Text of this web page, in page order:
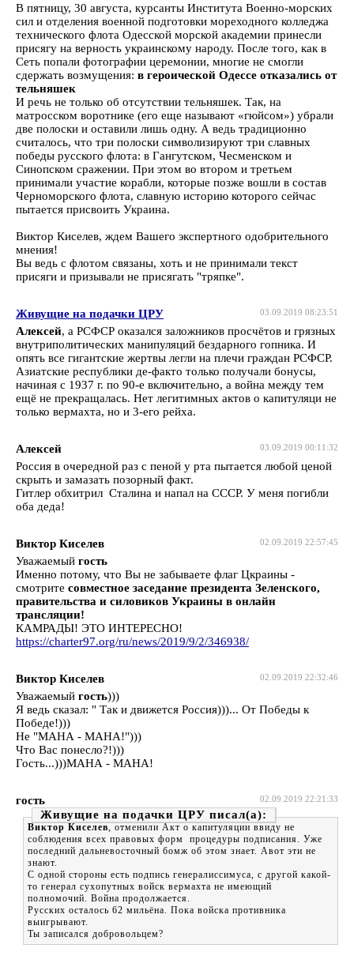
В пятницу, 30 августа, курсанты Института Военно-морских
сил и отделения военной подготовки мореходного колледжа
технического флота Одесской морской академии принесли
присягу на верность украинскому народу. После того, как в
Сеть попали фотографии церемонии, многие не смогли
сдержать возмущения: в героической Одессе отказались от
тельняшек
И речь не только об отсутствии тельняшек. Так, на
матросском воротнике (его еще называют «гюйсом») убрали
две полоски и оставили лишь одну. А ведь традиционно
считалось, что три полоски символизируют три славных
победы русского флота: в Гангутском, Чесменском и
Синопском сражении. При этом во втором и третьем
принимали участие корабли, которые позже вошли в состав
Черноморского флота, славную историю которого сейчас
пытается присвоить Украина.
Виктор Киселев, ждем Вашего экспертного одобрительного
мнения!
Вы ведь с флотом связаны, хоть и не принимали текст
присяги и призывали не присягать "тряпке".
03.09.2019 08:23:51
Живущие на подачки ЦРУ
Алексей, а РСФСР оказался заложников просчётов и грязных
внутриполитических манипуляций бездарного гопника. И
опять все гигантские жертвы легли на плечи граждан РСФСР.
Азиатские республики де-факто только получали бонусы,
начиная с 1937 г. по 90-е включительно, а война между тем
ещё не прекращалась. Нет легитимных актов о капитуляци не
только вермахта, но и 3-его рейха.
03.09.2019 00:11:32
Алексей
Россия в очередной раз с пеной у рта пытается любой ценой
скрыть и замазать позорный факт.
Гитлер обхитрил Сталина и напал на СССР. У меня погибли
оба деда!
02.09.2019 22:57:45
Виктор Киселев
Уважаемый гость
Именно потому, что Вы не забываете флаг Цкраины -
смотрите совместное заседание президента Зеленского,
правительства и силовиков Украины в онлайн
трансляции!
КАМРАДЫ! ЭТО ИНТЕРЕСНО!
https://charter97.org/ru/news/2019/9/2/346938/
02.09.2019 22:32:46
Виктор Киселев
Уважаемый гость)))
Я ведь сказал: " Так и движется Россия)))... От Победы к
Победе!)))
Не "МАНА - МАНА!")))
Что Вас понесло?!)))
Гость...)))МАНА - МАНА!
02.09.2019 22:21:33
гость
Живущие на подачки ЦРУ
Виктор Киселев, отменили Акт о капитуляции ввиду не
соблюдения всех правовых форм процедуры подписания. Уже
последний дальневосточный бомж об этом знает. Авот эти не
знают.
С одной стороны есть подпись генералиссимуса, с другой какой-
то генерал сухопутных войск вермахта не имеющий
полномочий. Война продолжается.
Русских осталось 62 мильёна. Пока войска противника
выигрывают.
Ты записался добровольцем?